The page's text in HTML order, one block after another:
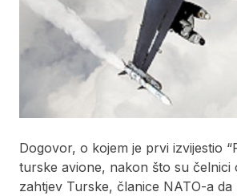
Dogovor, o kojem je prvi izvijestio
turske avione, nakon što su čelnici
zahtjev Turske, članice NATO-a